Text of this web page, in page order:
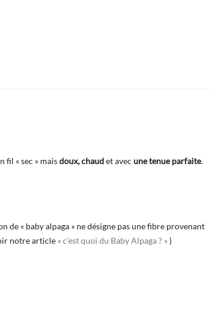
fil « sec » maisdoux, chaudet avec une tenue parfaite.
de « baby alpaga » ne désigne pas une fibre provenant
notre article « c’est quoi du Baby Alpaga ? »)